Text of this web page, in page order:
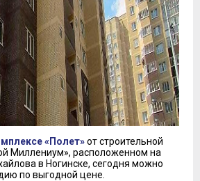
«Полет»от строительной
Миллениум», расположенном на
в Ногинске, сегодня можно
по выгодной цене.